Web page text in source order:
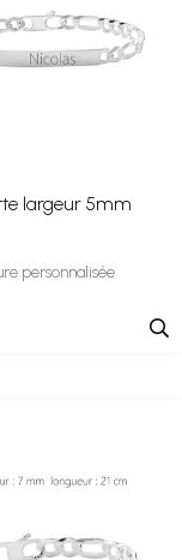
largeur 5mm
personnalisée